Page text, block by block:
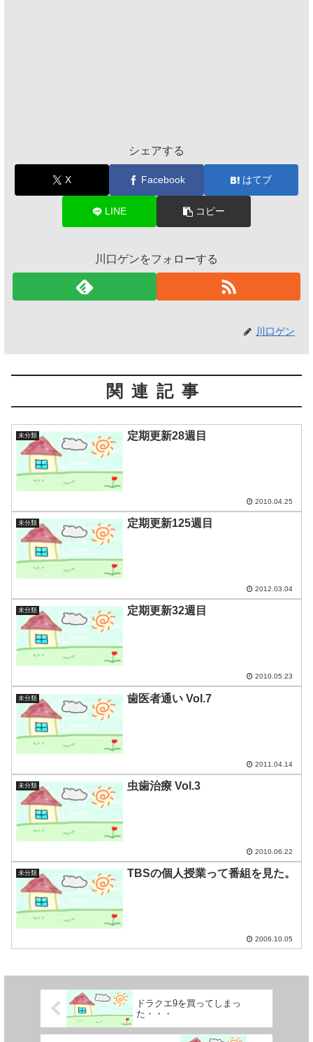
シェアする
X Facebook はてブ
LINE コピー
川口ゲンをフォローする
川口ゲン
関連記事
未分類 定期更新28週目
2010.04.25
未分類 定期更新125週目
2012.03.04
未分類 定期更新32週目
2010.05.23
未分類 歯医者通い Vol.7
2011.04.14
未分類 虫歯治療 Vol.3
2010.06.22
未分類 TBSの個人授業って番組を見た。
2006.10.05
ドラクエ9を買ってしまっ
た・・・